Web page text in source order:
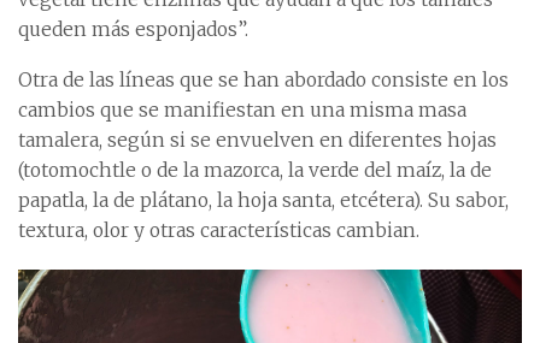
queden más esponjados”.
Otra de las líneas que se han abordado consiste en los
cambios que se manifiestan en una misma masa
tamalera, según si se envuelven en diferentes hojas
(totomochtle o de la mazorca, la verde del maíz, la de
papatla, la de plátano, la hoja santa, etcétera). Su sabor,
textura, olor y otras características cambian.